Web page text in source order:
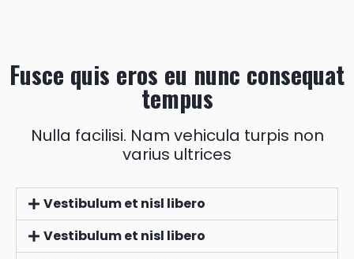
Fusce quis eros eu nunc consequat
tempus
Nulla facilisi. Nam vehicula turpis non
varius ultrices
Vestibulum et nisl libero
Vestibulum et nisl libero